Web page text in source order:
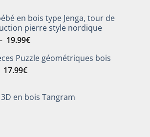
en bois type Jenga, tour de
pierre style nordique
19.99€Plage
prix :
Puzzle géométriques bois
Le
était :
17.99€Le
est :
en bois Tangram